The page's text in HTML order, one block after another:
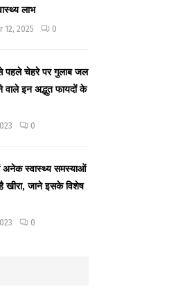
लाभ
12, 2025 0
पहले चेहरे पर गुलाब जल
वाले इन अद्भुत फायदों के
0
स्वास्थ्य समस्याओं
खीरा, जाने इसके विशेष
0